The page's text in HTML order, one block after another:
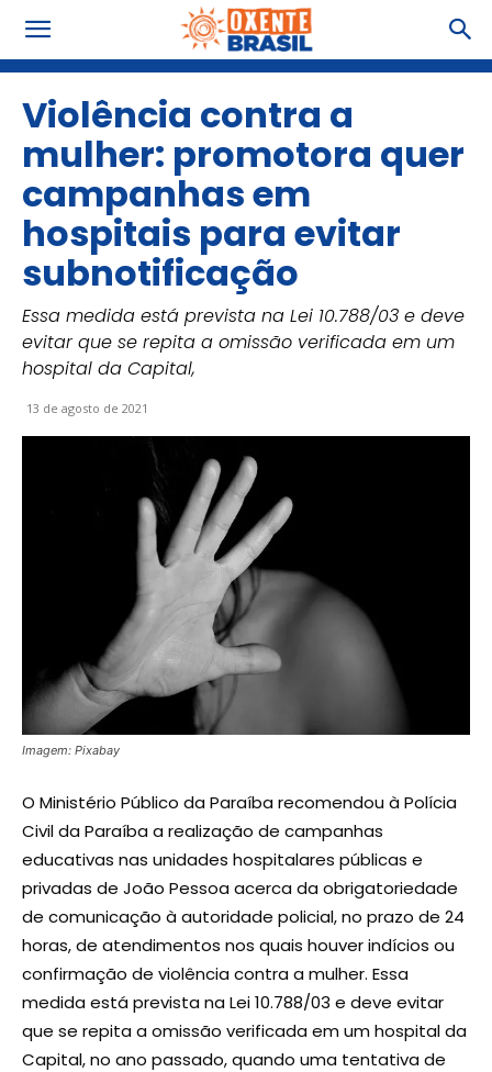
Violência contra a
mulher: promotora quer
campanhas em
hospitais para evitar
subnotificação
Essa medida está prevista na Lei 10.788/03 e deve
evitar que se repita a omissão verificada em um
hospital da Capital,
13 de agosto de 2021
Imagem: Pixabay
O Ministério Público da Paraíba recomendou à Polícia
Civil da Paraíba a realização de campanhas
educativas nas unidades hospitalares públicas e
privadas de João Pessoa acerca da obrigatoriedade
de comunicação à autoridade policial, no prazo de 24
horas, de atendimentos nos quais houver indícios ou
confirmação de violência contra a mulher. Essa
medida está prevista na Lei 10.788/03 e deve evitar
que se repita a omissão verificada em um hospital da
Capital, no ano passado, quando uma tentativa de